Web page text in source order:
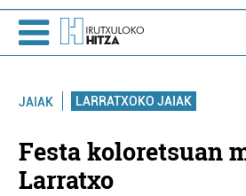
JAIAK LARRATXOKO JAIAK
Festa koloretsuan
Larratxo